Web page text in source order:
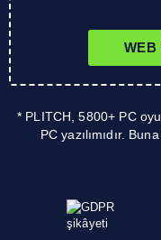
WEB
* PLITCH, 5800+ PC
PC yazılımıdır. Buna